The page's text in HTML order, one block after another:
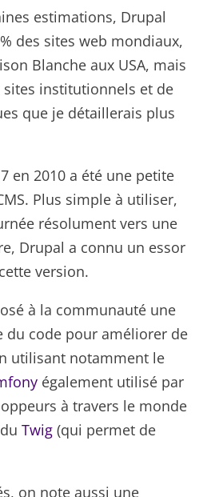
estimations, Drupal
des sites web mondiaux,
Blanche aux USA, mais
institutionnels et de
que je détaillerais plus
en 2010 a été une petite
Plus simple à utiliser,
résolument vers une
Drupal a connu un essor
version.
à la communauté une
du code pour améliorer de
utilisant notamment le
également utilisé par
à travers le monde
Twig (qui permet de
on note aussi une